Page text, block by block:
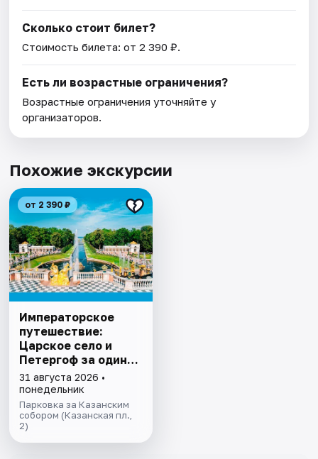
Сколько стоит билет?
Стоимость билета: от 2 390 ₽.
Есть ли возрастные ограничения?
Возрастные ограничения уточняйте у
организаторов.
Похожие экскурсии
от 2 390 ₽
Императорское
путешествие:
Царское село и
Петергоф за один
день
31 августа 2026 •
понедельник
Парковка за Казанским
собором (Казанская пл.,
2)